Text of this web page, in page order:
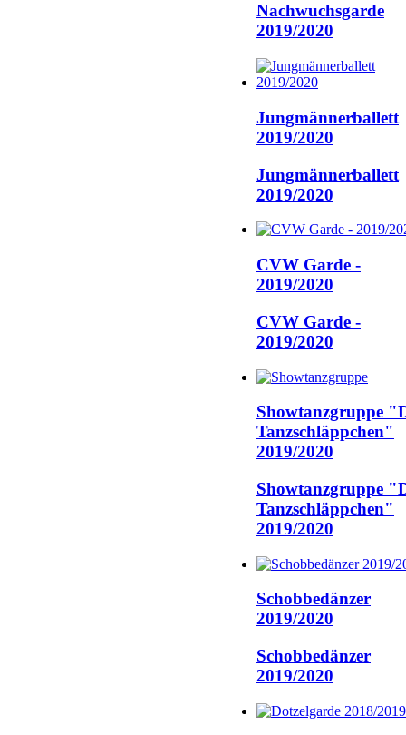
Nachwuchsgarde
2019/2020
Jungmännerballett
2019/2020
Jungmännerballett
2019/2020
CVW Garde -
2019/2020
CVW Garde -
2019/2020
Showtanzgruppe
Tanzschläppchen"
2019/2020
Showtanzgruppe
Tanzschläppchen"
2019/2020
Schobbedänzer
2019/2020
Schobbedänzer
2019/2020